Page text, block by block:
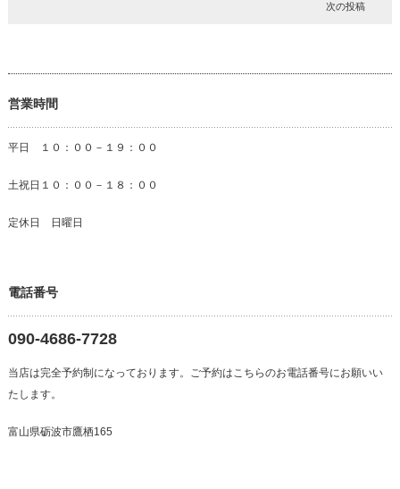
次の投稿
営業時間
平日 １０：００－１９：００
土祝日１０：００－１８：００
定休日 日曜日
電話番号
090-4686-7728
当店は完全予約制になっております。ご予約はこちらのお電話番号にお願いい
たします。
富山県砺波市鷹栖165